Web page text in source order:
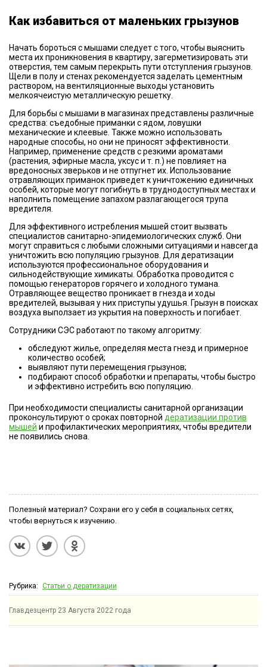
Как избавиться от маленьких грызунов
Начать бороться с мышами следует с того, чтобы выяснить
места их проникновения в квартиру, загерметизировать эти
отверстия, тем самым перекрыть пути отступления грызунов.
Щели в полу и стенах рекомендуется заделать цементным
раствором, на вентиляционные выходы установить
мелкоячеистую металлическую решетку.
Для борьбы с мышами в магазинах представлены различные
средства: съедобные приманки с ядом, ловушки
механические и клеевые. Также можно использовать
народные способы, но они не приносят эффективности.
Например, применение средств с резкими ароматами
(растения, эфирные масла, уксус и т. п.) не повлияет на
вредоносных зверьков и не отпугнет их. Использование
отравляющих приманок приведет к уничтожению единичных
особей, которые могут погибнуть в труднодоступных местах и
наполнить помещение запахом разлагающегося трупа
вредителя.
Для эффективного истребления мышей стоит вызвать
специалистов санитарно-эпидемиологических служб. Они
могут справиться с любыми сложными ситуациями и навсегда
уничтожить всю популяцию грызунов. Для дератизации
используются профессиональное оборудования и
сильнодействующие химикаты. Обработка проводится с
помощью генераторов горячего и холодного тумана.
Отравляющее вещество проникает в гнезда и ходы
вредителей, вызывая у них приступы удушья. Грызун в поисках
воздуха выползает из укрытия на поверхность и погибает.
Сотрудники СЭС работают по такому алгоритму:
обследуют жилье, определяя места гнезд и примерное
количество особей;
выявляют пути перемещения грызунов;
подбирают способ обработки и препараты, чтобы быстро
и эффективно истребить всю популяцию.
При необходимости специалисты санитарной организации
проконсультируют о сроках повторной дератизации против
мышей и профилактических мероприятиях, чтобы вредители
не появились снова.
Полезный материал? Сохрани его у себя в социальных сетях,
чтобы вернуться к изучению.
Рубрика: Статьи о дератизации
Главдезцентр 23 Августа 2022 года